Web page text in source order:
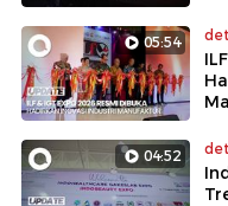
05:54
04:52